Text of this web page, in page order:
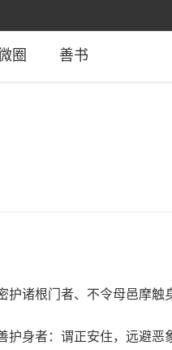
圈 善书
护诸根门者、不令母邑摩触
护身者：谓正安住，远避